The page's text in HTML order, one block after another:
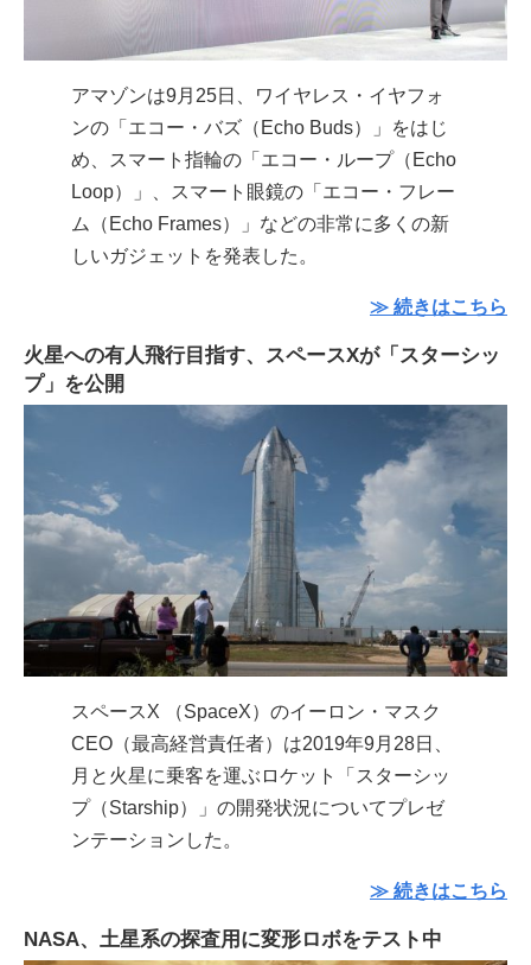
アマゾンは9月25日、ワイヤレス・イヤフォ
ンの「エコー・バズ（Echo Buds）」をはじ
め、スマート指輪の「エコー・ループ（Echo
Loop）」、スマート眼鏡の「エコー・フレー
ム（Echo Frames）」などの非常に多くの新
しいガジェットを発表した。
≫ 続きはこちら
火星への有人飛行目指す、スペースXが「スターシッ
プ」を公開
スペースX （SpaceX）のイーロン・マスク
CEO（最高経営責任者）は2019年9月28日、
月と火星に乗客を運ぶロケット「スターシッ
プ（Starship）」の開発状況についてプレゼ
ンテーションした。
≫ 続きはこちら
NASA、土星系の探査用に変形ロボをテスト中